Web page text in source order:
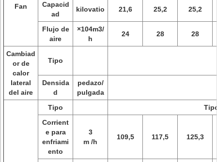
Fan
Capacid
ad
kilovatio 21,6 25,2 25,2
Flujo de
aire
×104m3/
h
24 28 28
Cambiad
or de
calor
lateral
del aire
Tipo
Densida
d
pedazo/
pulgada
Tipo
Corrient
e para
enfriami
ento
3
m /h
109,5 117,5 125,3